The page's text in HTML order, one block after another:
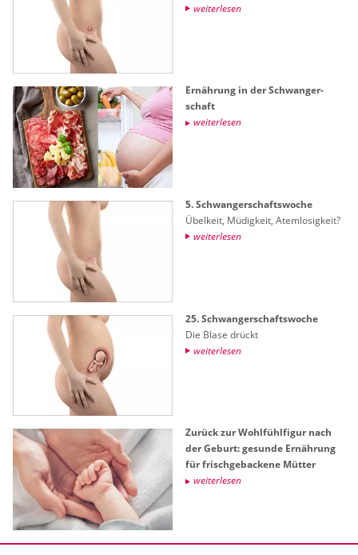
wei­ter­le­sen
Er­näh­rung in der Schwan­ger­
schaft
wei­ter­le­sen
5. Schwan­ger­schafts­wo­che
Übel­keit, Mü­dig­keit, Atem­lo­sig­keit?
wei­ter­le­sen
25. Schwan­ger­schafts­wo­che
Die Blase drückt
wei­ter­le­sen
Zu­rück zur Wohl­fühl­fi­gur nach
der Ge­burt: ge­sun­de Er­näh­rung
für frisch­ge­ba­cke­ne Müt­ter
wei­ter­le­sen